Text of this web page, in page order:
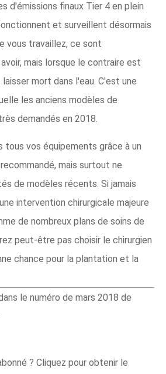
d'émissions finaux Tier 4 en plein
et surveillent désormais
vous travaillez, ce sont
mais lorsque le contraire est
mort dans l'eau. C'est une
les anciens modèles de
demandés en 2018.
tous vos équipements grâce à un
mais surtout ne
de modèles récents. Si jamais
intervention chirurgicale majeure
de nombreux plans de soins de
peut-être pas choisir le chirurgien
chance pour la plantation et la
le numéro de mars 2018 de
? Cliquez pour obtenir le